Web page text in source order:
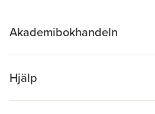
Akademibokhandeln
Hjälp